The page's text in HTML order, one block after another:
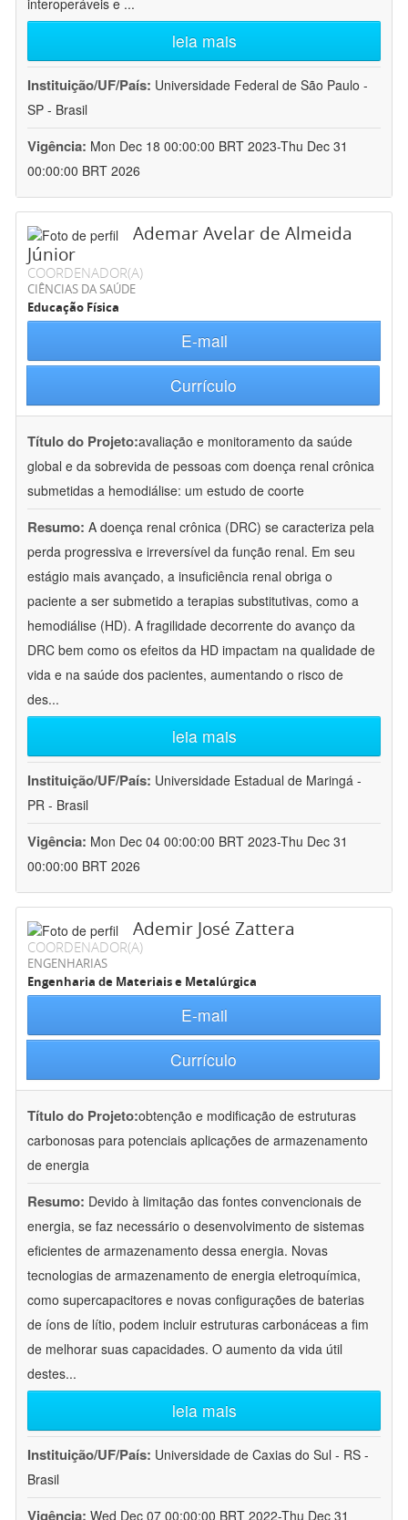
interoperáveis e ...
leia mais
Instituição/UF/País: Universidade Federal de São Paulo -
SP - Brasil
Vigência: Mon Dec 18 00:00:00 BRT 2023-Thu Dec 31
00:00:00 BRT 2026
Ademar Avelar de Almeida
Júnior
COORDENADOR(A)
CIÊNCIAS DA SAÚDE
Educação Física
E-mail
Currículo
Título do Projeto:avaliação e monitoramento da saúde
global e da sobrevida de pessoas com doença renal crônica
submetidas a hemodiálise: um estudo de coorte
Resumo: A doença renal crônica (DRC) se caracteriza pela
perda progressiva e irreversível da função renal. Em seu
estágio mais avançado, a insuficiência renal obriga o
paciente a ser submetido a terapias substitutivas, como a
hemodiálise (HD). A fragilidade decorrente do avanço da
DRC bem como os efeitos da HD impactam na qualidade de
vida e na saúde dos pacientes, aumentando o risco de
des...
leia mais
Instituição/UF/País: Universidade Estadual de Maringá -
PR - Brasil
Vigência: Mon Dec 04 00:00:00 BRT 2023-Thu Dec 31
00:00:00 BRT 2026
Ademir José Zattera
COORDENADOR(A)
ENGENHARIAS
Engenharia de Materiais e Metalúrgica
E-mail
Currículo
Título do Projeto:obtenção e modificação de estruturas
carbonosas para potenciais aplicações de armazenamento
de energia
Resumo: Devido à limitação das fontes convencionais de
energia, se faz necessário o desenvolvimento de sistemas
eficientes de armazenamento dessa energia. Novas
tecnologias de armazenamento de energia eletroquímica,
como supercapacitores e novas configurações de baterias
de íons de lítio, podem incluir estruturas carbonáceas a fim
de melhorar suas capacidades. O aumento da vida útil
destes...
leia mais
Instituição/UF/País: Universidade de Caxias do Sul - RS -
Brasil
Vigência: Wed Dec 07 00:00:00 BRT 2022-Thu Dec 31